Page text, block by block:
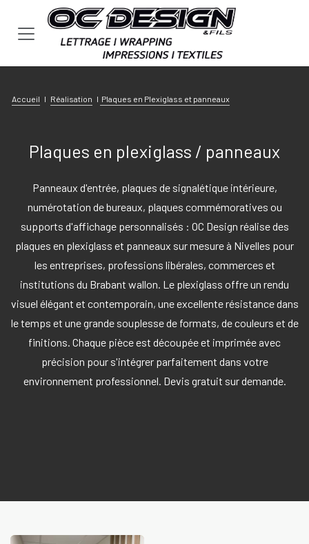
Se rendre au contenu
Accueil I Réalisation I Plaques en Plexiglass et panneaux
Plaques en plexiglass / panneaux
Panneaux d'entrée, plaques de signalétique intérieure,
numérotation de bureaux, plaques commémoratives ou
supports d'affichage personnalisés : OC Design réalise des
plaques en plexiglass et panneaux sur mesure à Nivelles pour
les entreprises, professions libérales, commerces et
institutions du Brabant wallon. Le plexiglass offre un rendu
visuel élégant et contemporain, une excellente résistance dans
le temps et une grande souplesse de formats, de couleurs et de
finitions. Chaque pièce est découpée et imprimée avec
précision pour s'intégrer parfaitement dans votre
environnement professionnel. Devis gratuit sur demande.